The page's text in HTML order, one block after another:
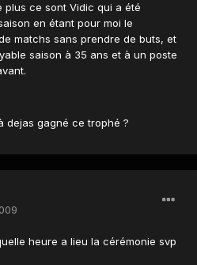
plus ce sont Vidic qui a été
en étant pour moi le
matchs sans prendre de buts, et
saison à 35 ans et à un poste
dejas gagné ce trophé ?
heure a lieu la cérémonie svp